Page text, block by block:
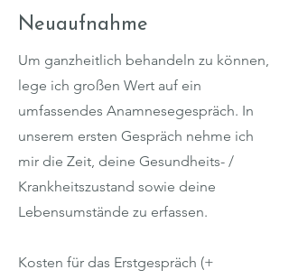
Neuaufnahme
​Um ganzheitlich behandeln zu können,
lege ich großen Wert auf ein
umfassendes Anamnesegespräch. In
unserem ersten Gespräch nehme ich
mir die Zeit, deine Gesundheits- /
Krankheitszustand sowie deine
Lebensumstände zu erfassen. ​
Kosten für das Erstgespräch (+